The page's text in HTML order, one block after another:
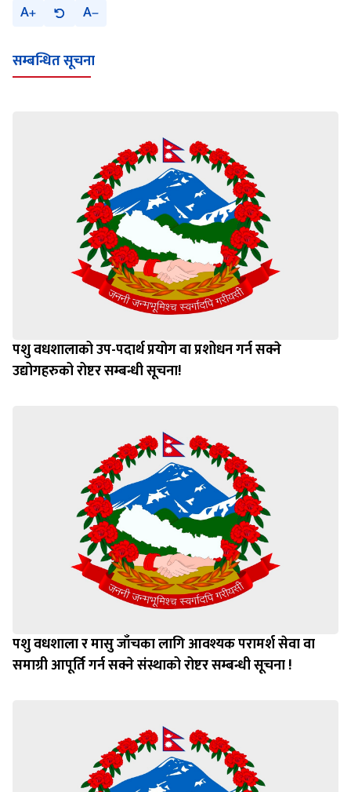
A A
सम्बन्धित सूचना
पशु वधशालाको उप-पदार्थ प्रयोग वा प्रशोधन गर्न सक्ने
उद्योगहरुको रोष्टर सम्बन्धी सूचना!
पशु वधशाला र मासु जाँचका लागि आवश्यक परामर्श सेवा वा
समाग्री आपूर्ति गर्न सक्ने संस्थाको रोष्टर सम्बन्धी सूचना !